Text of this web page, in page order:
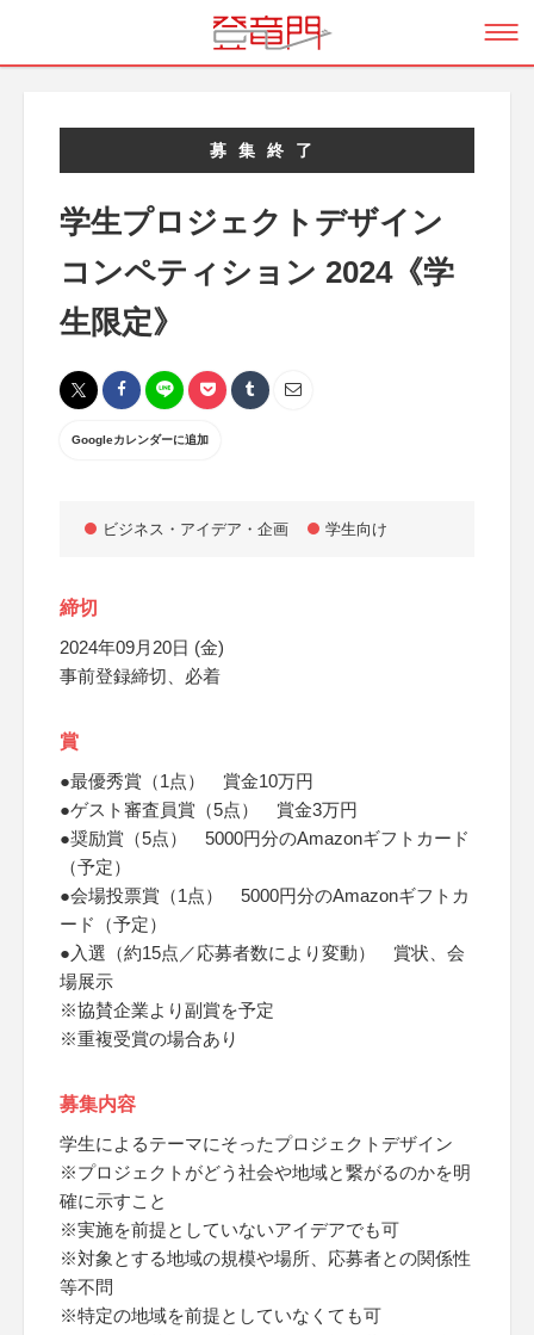
募集終了
学生プロジェクトデザイン
コンペティション 2024《学
生限定》
Googleカレンダーに追加
ビジネス・アイデア・企画 学生向け
締切
2024年09月20日 (金)
事前登録締切、必着
賞
●最優秀賞（1点） 賞金10万円
●ゲスト審査員賞（5点） 賞金3万円
●奨励賞（5点） 5000円分のAmazonギフトカード
（予定）
●会場投票賞（1点） 5000円分のAmazonギフトカ
ード（予定）
●入選（約15点／応募者数により変動） 賞状、会
場展示
※協賛企業より副賞を予定
※重複受賞の場合あり
募集内容
学生によるテーマにそったプロジェクトデザイン
※プロジェクトがどう社会や地域と繋がるのかを明
確に示すこと
※実施を前提としていないアイデアでも可
※対象とする地域の規模や場所、応募者との関係性
等不問
※特定の地域を前提としていなくても可